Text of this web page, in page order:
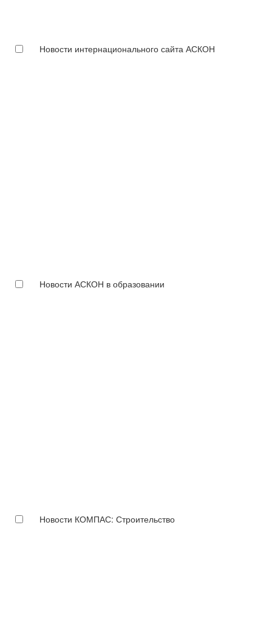
Новости интернационального сайта АСКОН
Новости АСКОН в образовании
Новости КОМПАС: Строительство